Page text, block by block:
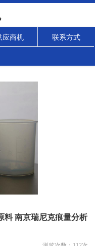
应商机 联系方式
料 南京瑞尼克痕量分析